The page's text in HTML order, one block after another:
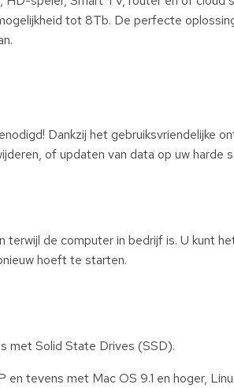
tot 8Tb. De perfecte
Dankzij het gebruiksvriendelijke
of updaten van data op uw harde
de computer in bedrijf is. U kunt
hoeft te starten.
met Solid State Drives (SSD).
tevens met Mac OS 9.1 en hoger,